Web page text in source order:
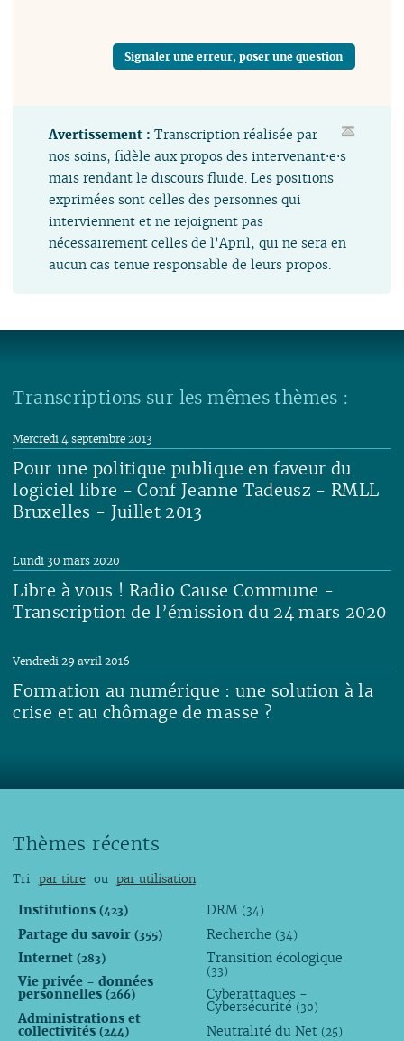
Signaler une erreur, poser une question
Avertissement :Transcription réalisée par
nos soins, fidèle aux propos des intervenant⋅e⋅s
mais rendant le discours fluide. Les positions
exprimées sont celles des personnes qui
interviennent et ne rejoignent pas
nécessairement celles de l'April, qui ne sera en
aucun cas tenue responsable de leurs propos.
Transcriptions sur les mêmes thèmes :
Pour une politique publique en faveur du
logiciel libre - Conf Jeanne Tadeusz - RMLL
Bruxelles - Juillet 2013
Mercredi 4 septembre 2013
Libre à vous ! Radio Cause Commune -
Transcription de l’émission du 24 mars 2020
Lundi 30 mars 2020
Formation au numérique : une solution à la
crise et au chômage de masse ?
Vendredi 29 avril 2016
Thèmes récents
Tri par titre ou par utilisation
Institutions (423)
Partage du savoir (355)
Internet (283)
Vie privée - données
personnelles (266)
Administrations et
collectivités (244)
DRM (34)
Recherche (34)
Transition écologique
(33)
Cyberattaques -
Cybersécurité (30)
Neutralité du Net (25)